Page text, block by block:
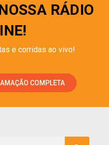
RÁDIO
e corridas ao vivo!
COMPLETA